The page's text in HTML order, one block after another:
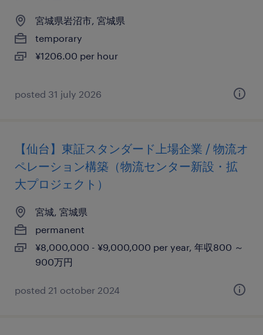
宮城県岩沼市, 宮城県
temporary
¥1206.00 per hour
posted 31 july 2026
【仙台】東証スタンダード上場企業 / 物流オ
ペレーション構築（物流センター新設・拡
大プロジェクト）
宮城, 宮城県
permanent
¥8,000,000 - ¥9,000,000 per year, 年収800 ～
900万円
posted 21 october 2024